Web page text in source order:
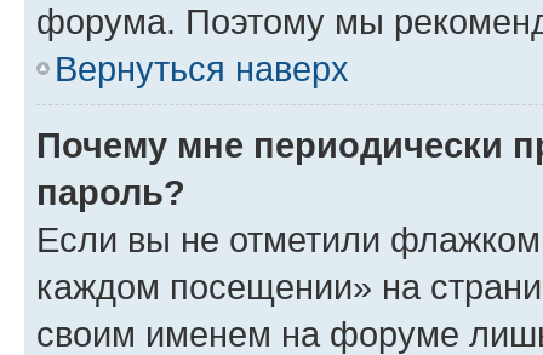
форума. Поэтому мы
Вернуться наверх
Почему мне периодически
пароль?
Если вы не отметили флажком
каждом посещении» на
своим именем на форуме